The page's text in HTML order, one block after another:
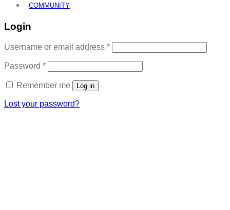
COMMUNITY
Login
Username or email address *Required
Password *Required
Remember me Log in
Lost your password?